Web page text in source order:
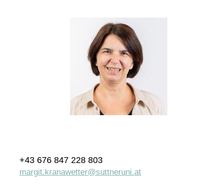
+43 676 847 228 803
margit.kranawetter@suttneruni.at